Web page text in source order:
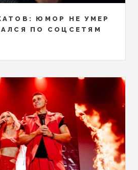
ЮМОР НЕ УМЕР
ПО СОЦСЕТЯМ